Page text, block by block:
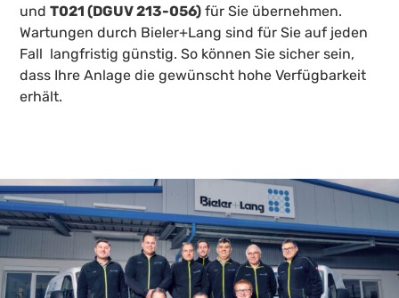
undT021 (DGUV 213-056) für Sie übernehmen.
Wartungen durch Bieler+Lang sind für Sie auf jeden
Fall langfristig günstig. So können Sie sicher sein,
dass Ihre Anlage die gewünscht hohe Verfügbarkeit
erhält.